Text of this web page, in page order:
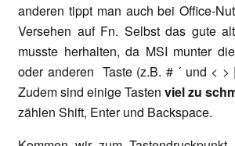
anderen tippt man auch bei Office-
Versehen auf Fn. Selbst das gute
musste herhalten, da MSI munter
oder anderen Taste (z.B. # ´ und < >
Zudem sind einige Tasten viel zu
zählen Shift, Enter und Backspace.